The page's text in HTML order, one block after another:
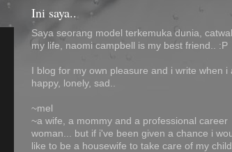
Ini saya..
Saya seorang model terkemuka dunia,
my life, naomi campbell is my best friend.. :P
I blog for my own pleasure and i write when i
happy, lonely, sad..
~mel
~a wife, a mommy and a professional career
woman... but if i've been given a chance i
like to be a housewife to take care of my